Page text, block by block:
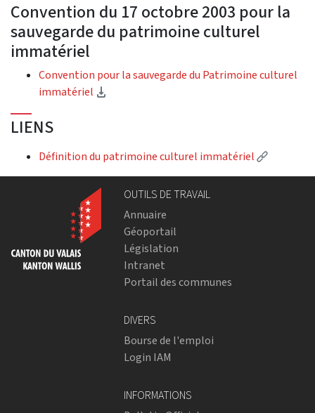
Convention du 17 octobre 2003 pour la
sauvegarde du patrimoine culturel
immatériel
Convention pour la sauvegarde du Patrimoine culturel
immatériel
LIENS
Définition du patrimoine culturel immatériel
OUTILS DE TRAVAIL
Annuaire
Géoportail
Législation
Intranet
Portail des communes
DIVERS
Bourse de l'emploi
Login IAM
INFORMATIONS